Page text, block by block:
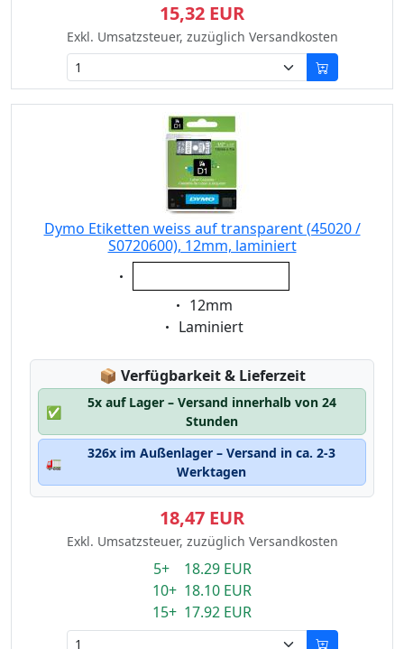
15,32 EUR
Exkl. Umsatzsteuer, zuzüglich Versandkosten
Dymo Etiketten weiss auf transparent (45020 /
S0720600), 12mm, laminiert
Eigenschaft:
Eigenschaft:
12mm
Eigenschaft:
Laminiert
📦 Lagerstatus:
Verfügbarkeit & Lieferzeit
✅
5x auf Lager – Versand innerhalb von 24
Stunden
🚛
326x im Außenlager – Versand in ca. 2-3
Werktagen
18,47 EUR
Exkl. Umsatzsteuer, zuzüglich Versandkosten
5+ 18.29 EUR
10+ 18.10 EUR
15+ 17.92 EUR